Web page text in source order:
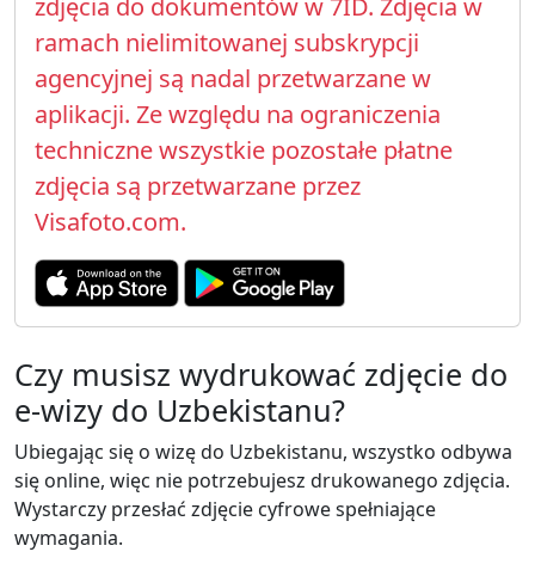
zdjęcia do dokumentów w 7ID. Zdjęcia w
ramach nielimitowanej subskrypcji
agencyjnej są nadal przetwarzane w
aplikacji. Ze względu na ograniczenia
techniczne wszystkie pozostałe płatne
zdjęcia są przetwarzane przez
Visafoto.com.
Czy musisz wydrukować zdjęcie do
e-wizy do Uzbekistanu?
Ubiegając się o wizę do Uzbekistanu, wszystko odbywa
się online, więc nie potrzebujesz drukowanego zdjęcia.
Wystarczy przesłać zdjęcie cyfrowe spełniające
wymagania.